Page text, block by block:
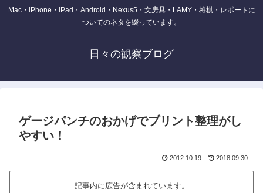
Mac・iPhone・iPad・Android・Nexus5・文房具・LAMY・将棋・レポートに
ついてのネタを綴っています。
日々の観察ブログ
ゲージパンチのおかげでプリント整理がし
やすい！
2012.10.19 2018.09.30
記事内に広告が含まれています。